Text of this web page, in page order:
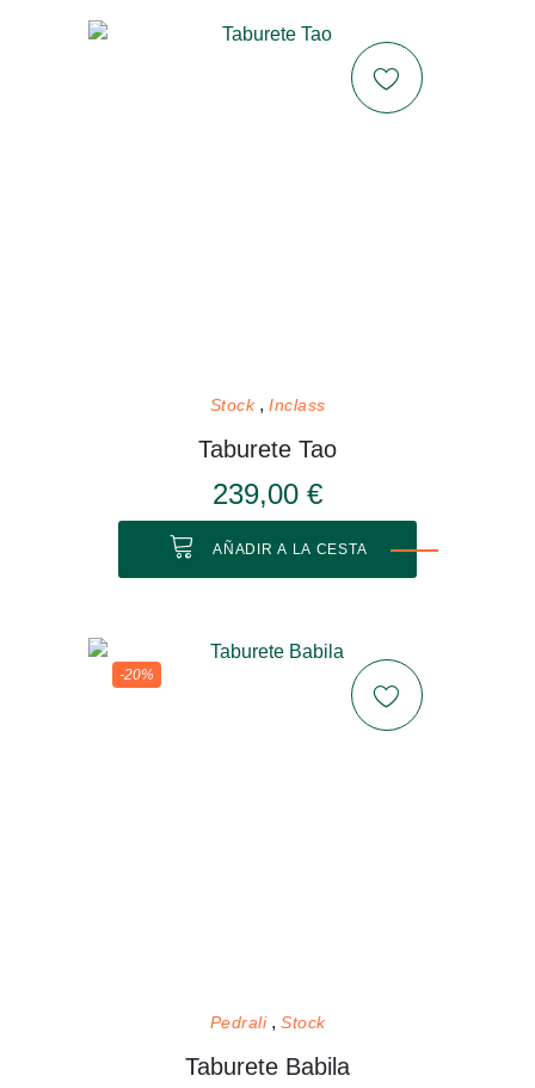
Stock Inclass
Taburete Tao
239,00 €
AÑADIR A LA CESTA
-20%
Pedrali Stock
Taburete Babila